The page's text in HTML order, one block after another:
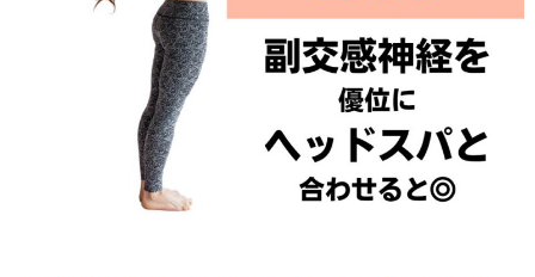
タイ古式マッサージ
ストレッチ整体
姿勢矯正・骨盤矯正